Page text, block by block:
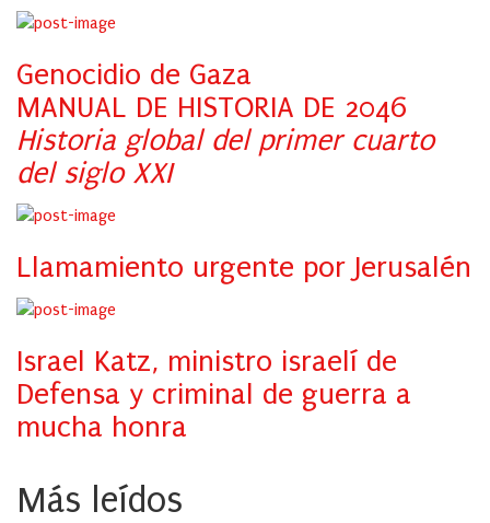
Genocidio de Gaza
MANUAL DE HISTORIA DE 2046
Historia global del primer cuarto
del siglo XXI
Llamamiento urgente por Jerusalén
Israel Katz, ministro israelí de
Defensa y criminal de guerra a
mucha honra
Más leídos